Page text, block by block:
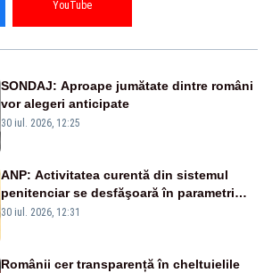
YouTube
SONDAJ: Aproape jumătate dintre români
vor alegeri anticipate
30 iul. 2026, 12:25
ANP: Activitatea curentă din sistemul
penitenciar se desfăşoară în parametri
normali
30 iul. 2026, 12:31
Românii cer transparență în cheltuielile